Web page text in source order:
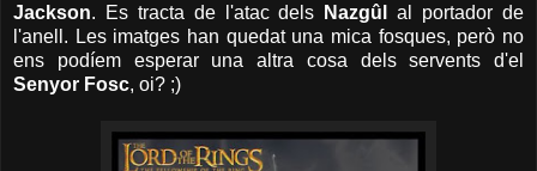
Jackson. Es tracta de l'atac dels Nazgûlal portador de
l'anell. Les imatges han quedat una mica fosques, però no
ens podíem esperar una altra cosa dels servents d'el
Senyor Fosc, oi? ;)